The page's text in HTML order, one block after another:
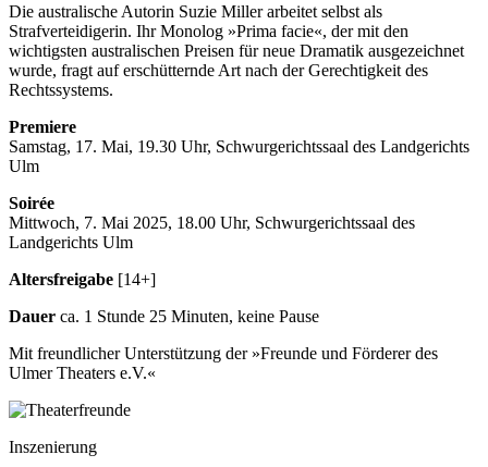
Die australische Autorin Suzie Miller arbeitet selbst als
Strafverteidigerin. Ihr Monolog »Prima facie«, der mit den
wichtigsten australischen Preisen für neue Dramatik ausgezeichnet
wurde, fragt auf erschütternde Art nach der Gerechtigkeit des
Rechtssystems.
Premiere
Samstag, 17. Mai, 19.30 Uhr, Schwurgerichtssaal des Landgerichts
Ulm
Soirée
Mittwoch, 7. Mai 2025, 18.00 Uhr, Schwurgerichtssaal des
Landgerichts Ulm
Altersfreigabe [14+]
Dauer ca. 1 Stunde 25 Minuten, keine Pause
Mit freundlicher Unterstützung der »Freunde und Förderer des
Ulmer Theaters e.V.«
Inszenierung